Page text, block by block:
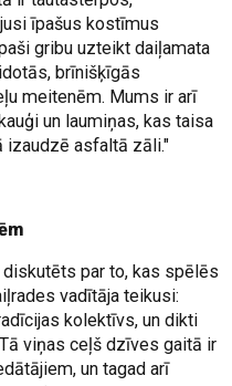
īpašus kostīmus
gribu uzteikt daiļamata
brīnišķīgās
meitenēm. Mums ir arī
un laumiņas, kas taisa
izaudzē asfaltā zāli."
par to, kas spēlēs
vadītāja teikusi:
kolektīvs, un dikti
viņas ceļš dzīves gaitā ir
un tagad arī